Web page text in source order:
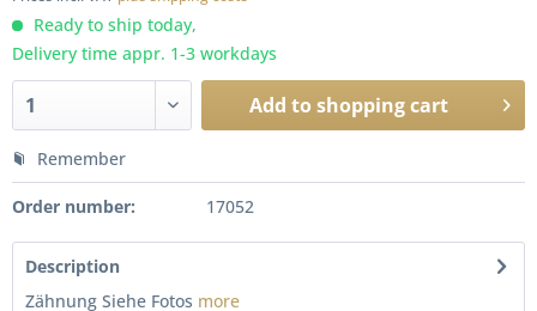
Ready to ship today,
Delivery time appr. 1-3 workdays
Add toshopping cart
Remember
Order number: 17052
Description
Zähnung Siehe Fotos more